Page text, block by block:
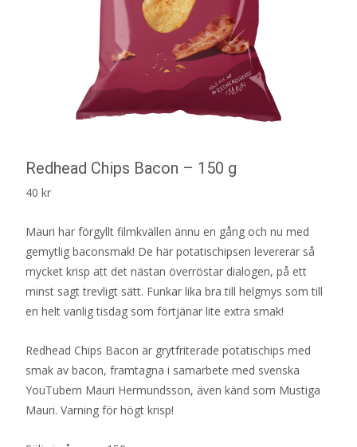
Redhead Chips Bacon – 150 g
40 kr
Mauri har förgyllt filmkvällen ännu en gång och nu med
gemytlig baconsmak! De här potatischipsen levererar så
mycket krisp att det nästan överröstar dialogen, på ett
minst sagt trevligt sätt. Funkar lika bra till helgmys som till
en helt vanlig tisdag som förtjänar lite extra smak!
Redhead Chips Bacon är grytfriterade potatischips med
smak av bacon, framtagna i samarbete med svenska
YouTubern Mauri Hermundsson, även känd som Mustiga
Mauri. Varning för högt krisp!